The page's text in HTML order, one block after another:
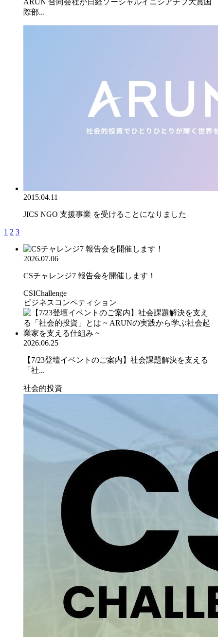
際部...
2015.04.11
JICS NGO 支援事業 を受けることになりました
1 2 3
2026.07.06
CSチャレンジ7 報告会を開催します！
CSIChallenge
ビジネスコンペティション
2026.06.25
【7/23登壇イベントのご案内】社会課題解決を支える
「社...
社会的投資